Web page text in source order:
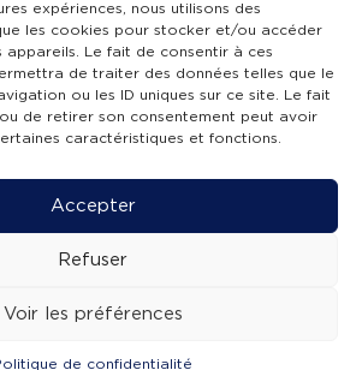
expériences, nous utilisons des
les cookies pour stocker et/ou accéder
appareils. Le fait de consentir à ces
de traiter des données telles que le
ou les ID uniques sur ce site. Le fait
de retirer son consentement peut avoir
caractéristiques et fonctions.
Accepter
Refuser
Voir les préférences
de confidentialité
AGENDA
SUIVEZ-NOUS !
légales -Accessibilité